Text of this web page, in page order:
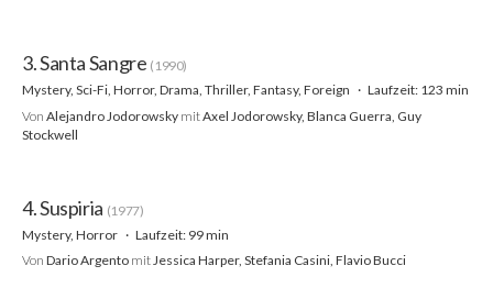
3. Santa Sangre (1990)
Mystery, Sci-Fi, Horror, Drama, Thriller, Fantasy, Foreign
Laufzeit: 123 min
Von Alejandro Jodorowsky mitAxel Jodorowsky, Blanca Guerra, Guy
Stockwell
4. Suspiria (1977)
Mystery, Horror
Laufzeit: 99 min
Von Dario Argento mitJessica Harper, Stefania Casini, Flavio Bucci